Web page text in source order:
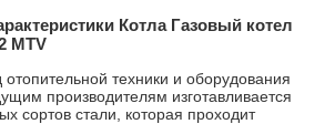
Котла Газовый котел
MTV
техники и оборудования
производителям изготавливается
сортов стали, которая проходит